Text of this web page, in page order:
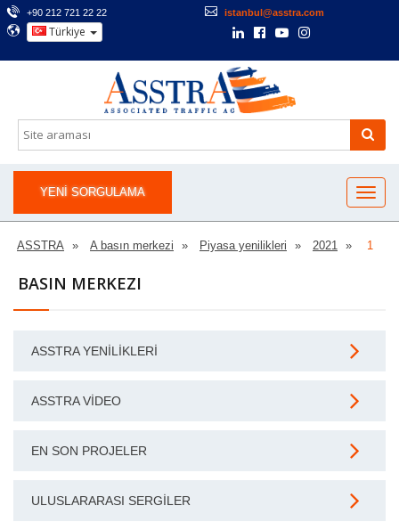
+90 212 721 22 22 istanbul@asstra.com
Türkiye
YENI SORGULAMA
ASSTRA A basın merkezi Piyasa yenilikleri 2021 1
BASIN MERKEZI
ASSTRA YENILIKLERI
ASSTRA VIDEO
EN SON PROJELER
ULUSLARARASI SERGILER